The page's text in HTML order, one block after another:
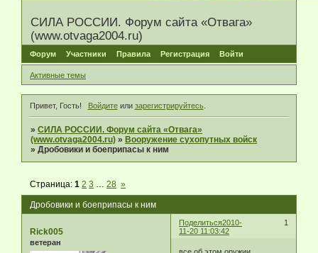
СИЛА РОССИИ. Форум сайта «Отвага»
(www.otvaga2004.ru)
Форум Участники Правила Регистрация Войти
Активные темы
Привет, Гость! Войдитеили зарегистрируйтесь.
»СИЛА РОССИИ. Форум сайта «Отвага»
(www.otvaga2004.ru) » Вооружение сухопутных войск
»Дробовики и боеприпасы к ним
Дробовики и боеприпасы к ним
Страница:1 2 3 28 »
Поделиться 1
2010-
11-20 11:03:42
Rick005
ветеран